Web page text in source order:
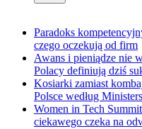
Paradoks
czego oczekują od firm
Awans i pieniądze nie
Polacy definiują dziś
Kosiarki zamiast
Polsce według
Women in Tech
ciekawego czeka na